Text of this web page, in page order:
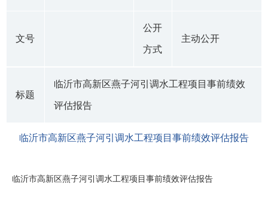
文号
公开
方式
主动公开
标题
临沂市高新区燕子河引调水工程项目事前绩效
评估报告
临沂市高新区燕子河引调水工程项目事前绩效评估报告
临沂市高新区燕子河引调水工程项目事前绩效评估报告